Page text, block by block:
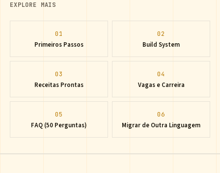
EXPLORE MAIS
01
Primeiros Passos
02
Build System
03
Receitas Prontas
04
Vagas e Carreira
05
FAQ (50 Perguntas)
06
Migrar de Outra Linguagem